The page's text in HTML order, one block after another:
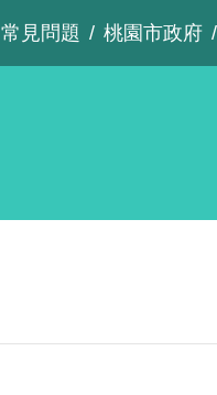
常見問題 桃園市政府